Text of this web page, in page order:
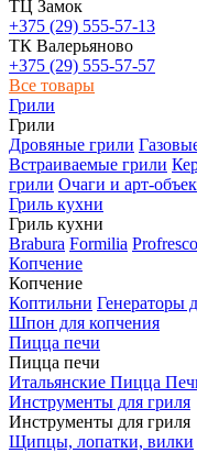
ТЦ Замок
+375 (29) 555-57-13
ТК Валерьяново
+375 (29) 555-57-57
Все товары
Грили
Грили
Дровяные грили
Встраиваемые грили
грили Очаги и арт-
Гриль кухни
Гриль кухни
Brabura Formilia Profresco
Копчение
Копчение
Коптильни Генераторы
Шпон для копчения
Пицца печи
Пицца печи
Итальянские Пицца
Инструменты для гриля
Инструменты для гриля
Щипцы, лопатки, вилки